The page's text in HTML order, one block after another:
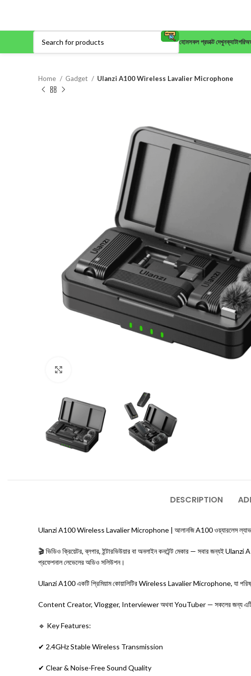
হোমসকল প্রডাক্ট দেখুনক্যাটাগরি
Home Gadget Ulanzi A100 Wireless Lavalier Microphone
DESCRIPTION
Ulanzi A100 Wireless Lavalier Microphone | আলানজি A100 ওয়্যারলেস
🎬 ভিডিও ক্রিয়েটর, ব্লগার, ইন্টারভিউয়ার বা অনলাইন কনটেন্ট মেকার — সবার
প্রফেশনাল লেভেলের অডিও সলিউশন।
Ulanzi A100 একটি প্রিমিয়াম কোয়ালিটির Wireless Lavalier Microphone, যা
Content Creator, Vlogger, Interviewer অথবা YouTuber — সকলের জন্য এটি আদর্শ
🔹 Key Features:
✔ 2.4GHz Stable Wireless Transmission
✔ Clear & Noise-Free Sound Quality